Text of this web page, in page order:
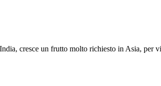
cresce un frutto molto richiesto in Asia, per